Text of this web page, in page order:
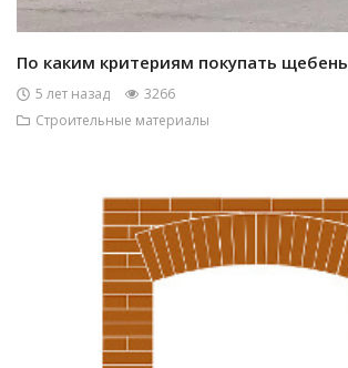
По каким критериям покупать щебень
5 лет назад
3266
Строительные материалы